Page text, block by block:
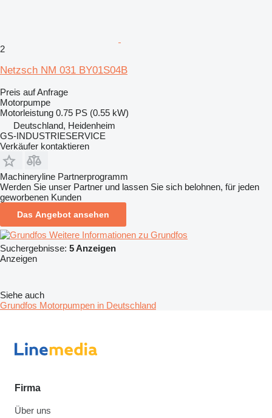
2
Netzsch NM 031 BY01S04B
Preis auf Anfrage
Motorpumpe
Motorleistung 0.75 PS (0.55 kW)
Deutschland, Heidenheim
GS-INDUSTRIESERVICE
Verkäufer kontaktieren
Machineryline Partnerprogramm
Werden Sie unser Partner und lassen Sie sich belohnen, für jeden
geworbenen Kunden
Das Angebot ansehen
Weitere Informationen zu Grundfos
Suchergebnisse: 5 Anzeigen
Anzeigen
Siehe auch
Grundfos Motorpumpen in Deutschland
Firma
Über uns